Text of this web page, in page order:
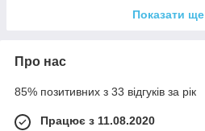
Показати ще
Про нас
85% позитивних з 33 відгуків за рік
Працює з 11.08.2020